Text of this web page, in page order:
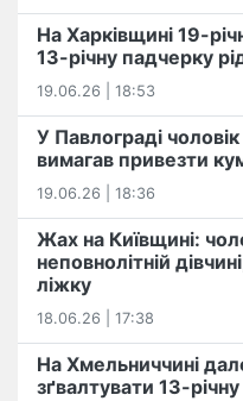
На Харківщині 19-
13-річну падчерку
19.06.26 | 18:53
У Павлограді
вимагав привезти
19.06.26 | 18:36
Жах на Київщині:
неповнолітній
ліжку
18.06.26 | 17:38
На Хмельниччині
зґвалтувати 13-